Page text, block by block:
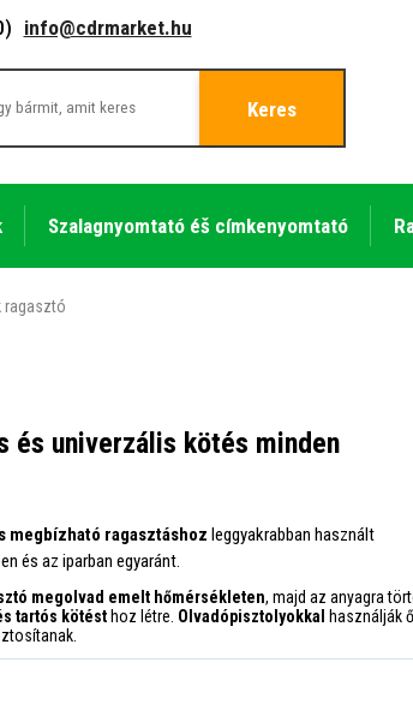
info@cdrmarket.hu
Keres
Szalagnyomtató éš címkenyomtató
ragasztó
és univerzális kötés minden
megbízható ragasztáshoz leggyakrabban használt
és az iparban egyaránt.
megolvad emelt hőmérsékleten, majd az anyagra
tartós kötésthoz létre. Olvadópisztolyokkal használják